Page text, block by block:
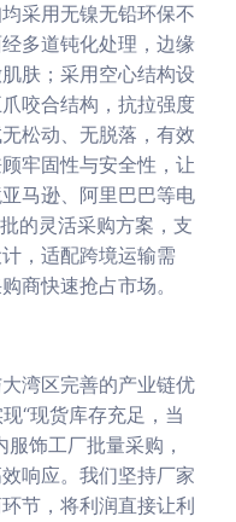
采用无镍无铅环保不
多道钝化处理，边缘
肤；采用空心结构设
咬合结构，抗拉强度
松动、无脱落，有效
牢固性与安全性，让
马逊、阿里巴巴等电
的灵活采购方案，支
，适配跨境运输需
商快速抢占市场。
湾区完善的产业链优
“现货库存充足，当
饰工厂批量采购，
响应。我们坚持厂家
节，将利润直接让利